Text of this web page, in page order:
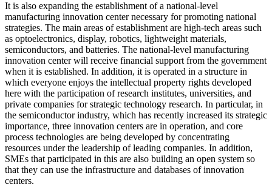
It is also expanding the establishment of a national-level
manufacturing innovation center necessary for promoting national
strategies. The main areas of establishment are high-tech areas such
as optoelectronics, display, robotics, lightweight materials,
semiconductors, and batteries. The national-level manufacturing
innovation center will receive financial support from the government
when it is established. In addition, it is operated in a structure in
which everyone enjoys the intellectual property rights developed
here with the participation of research institutes, universities, and
private companies for strategic technology research. In particular, in
the semiconductor industry, which has recently increased its strategic
importance, three innovation centers are in operation, and core
process technologies are being developed by concentrating
resources under the leadership of leading companies. In addition,
SMEs that participated in this are also building an open system so
that they can use the infrastructure and databases of innovation
centers.